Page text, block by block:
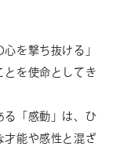
を撃ち抜ける」
とを使命としてき
る「感動」は、ひ
才能や感性と混ざ